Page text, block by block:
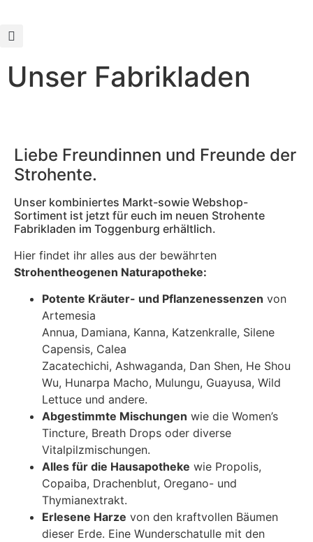
Unser Fabrikladen
Liebe Freundinnen und Freunde der
Strohente.
Unser kombiniertes Markt-sowie Webshop-
Sortiment ist jetzt für euch im neuen Strohente
Fabrikladen im Toggenburg erhältlich.
Hier findet ihr alles aus der bewährten
Strohentheogenen Naturapotheke:
Potente Kräuter- und Pflanzenessenzen von
Artemesia
Annua, Damiana, Kanna, Katzenkralle, Silene
Capensis, Calea
Zacatechichi, Ashwaganda, Dan Shen, He Shou
Wu, Hunarpa Macho, Mulungu, Guayusa, Wild
Lettuce und andere.
Abgestimmte Mischungen wie die Women’s
Tincture, Breath Drops oder diverse
Vitalpilzmischungen.
Alles für die Hausapotheke wie Propolis,
Copaiba, Drachenblut, Oregano- und
Thymianextrakt.
Erlesene Harze von den kraftvollen Bäumen
dieser Erde. Eine Wunderschatulle mit den